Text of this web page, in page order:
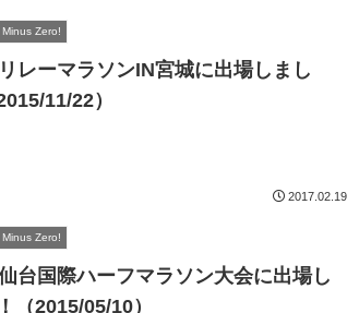
Zero!
レーマラソンIN宮城に出場しまし
11/22）
2017.02.19
Zero!
台国際ハーフマラソン大会に出場し
（2015/05/10）